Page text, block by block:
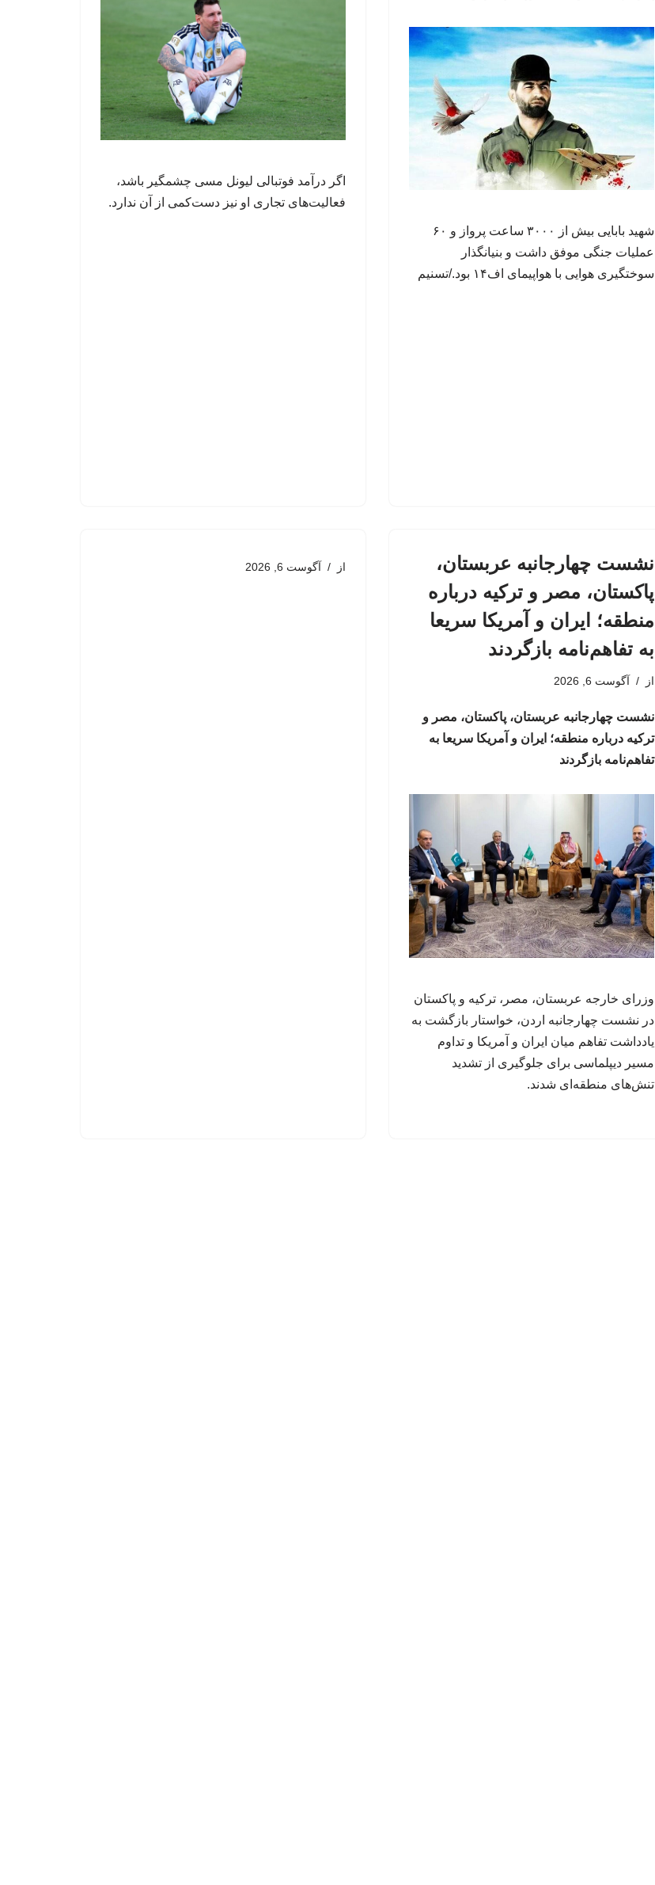
شهید بابایی بیش از ۳۰۰۰ ساعت پرواز و ۶۰
عملیات جنگی موفق داشت و بنیانگذار
سوختگیری هوایی با هواپیمای اف۱۴ بود./تسنیم
اگر درآمد فوتبالی لیونل مسی چشمگیر باشد،
فعالیت‌های تجاری او نیز دست‌کمی از آن ندارد.
نشست چهارجانبه عربستان،
پاکستان، مصر و ترکیه درباره
منطقه؛ ایران و آمریکا سریعا
به تفاهم‌نامه بازگردند
از آگوست 6, 2026
نشست چهارجانبه عربستان، پاکستان، مصر و
ترکیه درباره منطقه؛ ایران و آمریکا سریعا به
تفاهم‌نامه بازگردند
وزرای خارجه عربستان، مصر، ترکیه و پاکستان
در نشست چهارجانبه اردن، خواستار بازگشت به
یادداشت تفاهم میان ایران و آمریکا و تداوم
مسیر دیپلماسی برای جلوگیری از تشدید
تنش‌های منطقه‌ای شدند.
از آگوست 6, 2026